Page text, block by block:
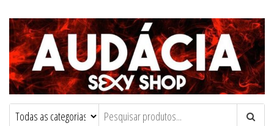
Audacia Sexy Shop